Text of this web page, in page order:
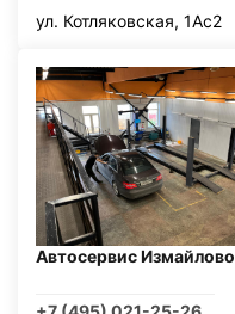
ул. Котляковская, 1Ас2
Автосервис Измайлово